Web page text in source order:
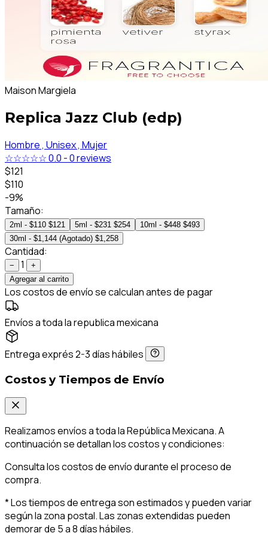
Maison Margiela
Replica Jazz Club (edp)
Hombre , Unisex , Mujer
☆☆☆☆☆0.0 -0 reviews
$121
$110
-9%
Tamaño:
2ml - $110 $121 5ml - $231 $254 10ml - $448 $493
30ml - $1,144 (Agotado) $1,258
Cantidad:
− 1
+
Agregar al carrito
Los costos de envío se calculan antes de pagar
Envíos a toda la republica mexicana
Entrega exprés 2-3 días hábiles
Costos y Tiempos de Envío
Realizamos envíos a toda la República Mexicana. A
continuación se detallan los costos y condiciones:
Consulta los costos de envío durante el proceso de
compra.
* Los tiempos de entrega son estimados y pueden variar
según la zona postal. Las zonas extendidas pueden
demorar de 5 a 8 días hábiles.